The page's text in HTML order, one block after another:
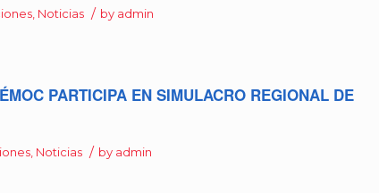
Noticias / by admin
PARTICIPA EN SIMULACRO REGIONAL DE
Noticias / by admin